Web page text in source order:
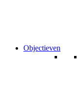
Objectieven